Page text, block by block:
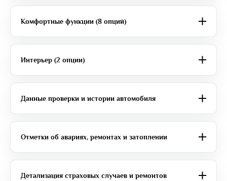
Комфортные функции (8 опций)
Интерьер (2 опции)
Данные проверки и истории автомобиля
Отметки об авариях, ремонтах и затоплении
Детализация страховых случаев и ремонтов